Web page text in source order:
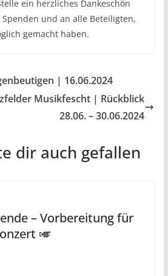
ein herzliches Dankeschön
und an alle Beteiligten,
gemacht haben.
| 16.06.2024
Musikfescht | Rückblick
28.06. – 30.06.2024
dir auch gefallen
– Vorbereitung für
🎺